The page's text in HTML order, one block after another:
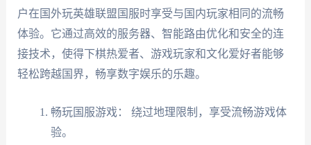
户在国外玩英雄联盟国服时享受与国内玩家相同的流畅
体验。它通过高效的服务器、智能路由优化和安全的连
接技术，使得下棋热爱者、游戏玩家和文化爱好者能够
轻松跨越国界，畅享数字娱乐的乐趣。
畅玩国服游戏： 绕过地理限制，享受流畅游戏体
验。